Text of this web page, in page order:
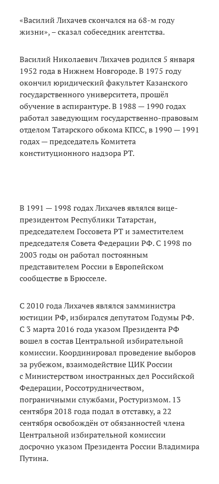
«Василий Лихачев скончался на 68-м году
жизни», – сказал собеседник агентства.
Василий Николаевич Лихачев родился 5 января
1952 года в Нижнем Новгороде. В 1975 году
окончил юридический факультет Казанского
государственного университета, прошёл
обучение в аспирантуре. В 1988 — 1990 годах
работал заведующим государственно-правовым
отделом Татарского обкома КПСС, в 1990 — 1991
годах — председатель Комитета
конституционного надзора РТ.
В 1991 — 1998 годах Лихачев являлся вице-
президентом Республики Татарстан,
председателем Госсовета РТ и заместителем
председателя Совета Федерации РФ. С 1998 по
2003 годы он работал постоянным
представителем России в Европейском
сообществе в Брюсселе.
С 2010 года Лихачев являлся замминистра
юстиции РФ, избирался депутатом Годумы РФ.
С 3 марта 2016 года указом Президента РФ
вошел в состав Центральной избирательной
комиссии. Координировал проведение выборов
за рубежом, взаимодействие ЦИК России
с Министерством иностранных дел Российской
Федерации, Россотрудничеством,
пограничными службами, Ростуризмом. 13
сентября 2018 года подал в отставку, а 22
сентября освобождён от обязанностей члена
Центральной избирательной комиссии
досрочно указом Президента России Владимира
Путина.